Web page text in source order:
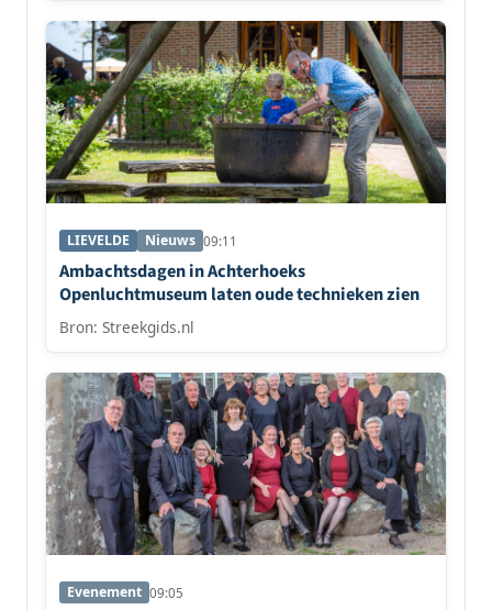
LIEVELDE Nieuws 09:11
Ambachtsdagen in Achterhoeks
Openluchtmuseum laten oude technieken zien
Bron: Streekgids.nl
Evenement 09:05